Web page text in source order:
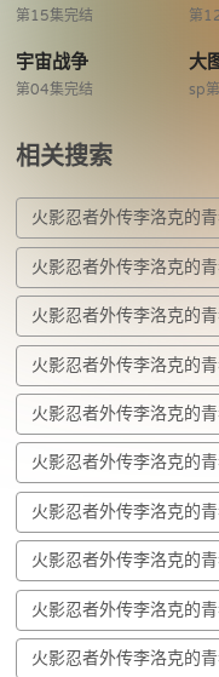
第15集完结 第
宇宙战争
第04集完结
大
sp
相关搜索
火影忍者外传李洛克的
火影忍者外传李洛克的
火影忍者外传李洛克的
火影忍者外传李洛克的
火影忍者外传李洛克的
火影忍者外传李洛克的
火影忍者外传李洛克的
火影忍者外传李洛克的
火影忍者外传李洛克的
火影忍者外传李洛克的